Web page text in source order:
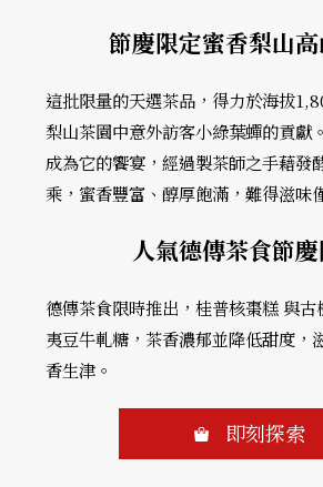
節慶限定蜜香梨山
這批限量的天選茶品，得力於海拔
梨山茶園中意外訪客小綠葉蟬的貢獻
成為它的饗宴，經過製茶師之手藉發
乘，蜜香豐富、醇厚飽滿，難得滋味
人氣德傳茶食節
德傳茶食限時推出，桂普核棗糕 與
夷豆牛軋糖，茶香濃郁並降低甜度，
香生津。
即刻探索